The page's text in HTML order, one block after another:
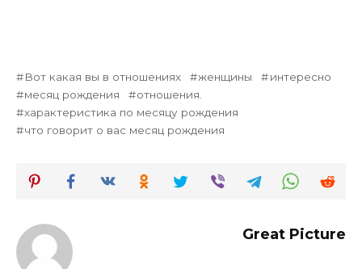
Вот какая вы в отношениях женщины
интересно
месяц рождения
отношения.
характеристика по месяцу рождения
что говорит о вас месяц рождения
Great Picture